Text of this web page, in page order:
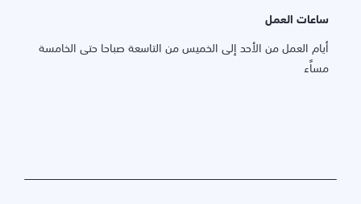
ساعات العمل
أيام العمل من الأحد إلى الخميس من التاسعة صباحا حتى الخامسة
مساًء